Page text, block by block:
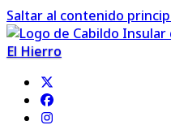
Saltar al contenido
El Hierro